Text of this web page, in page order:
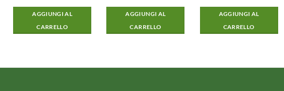
AGGIUNGI AL
CARRELLO
AGGIUNGI AL
CARRELLO
AGGIUNGI AL
CARRELLO